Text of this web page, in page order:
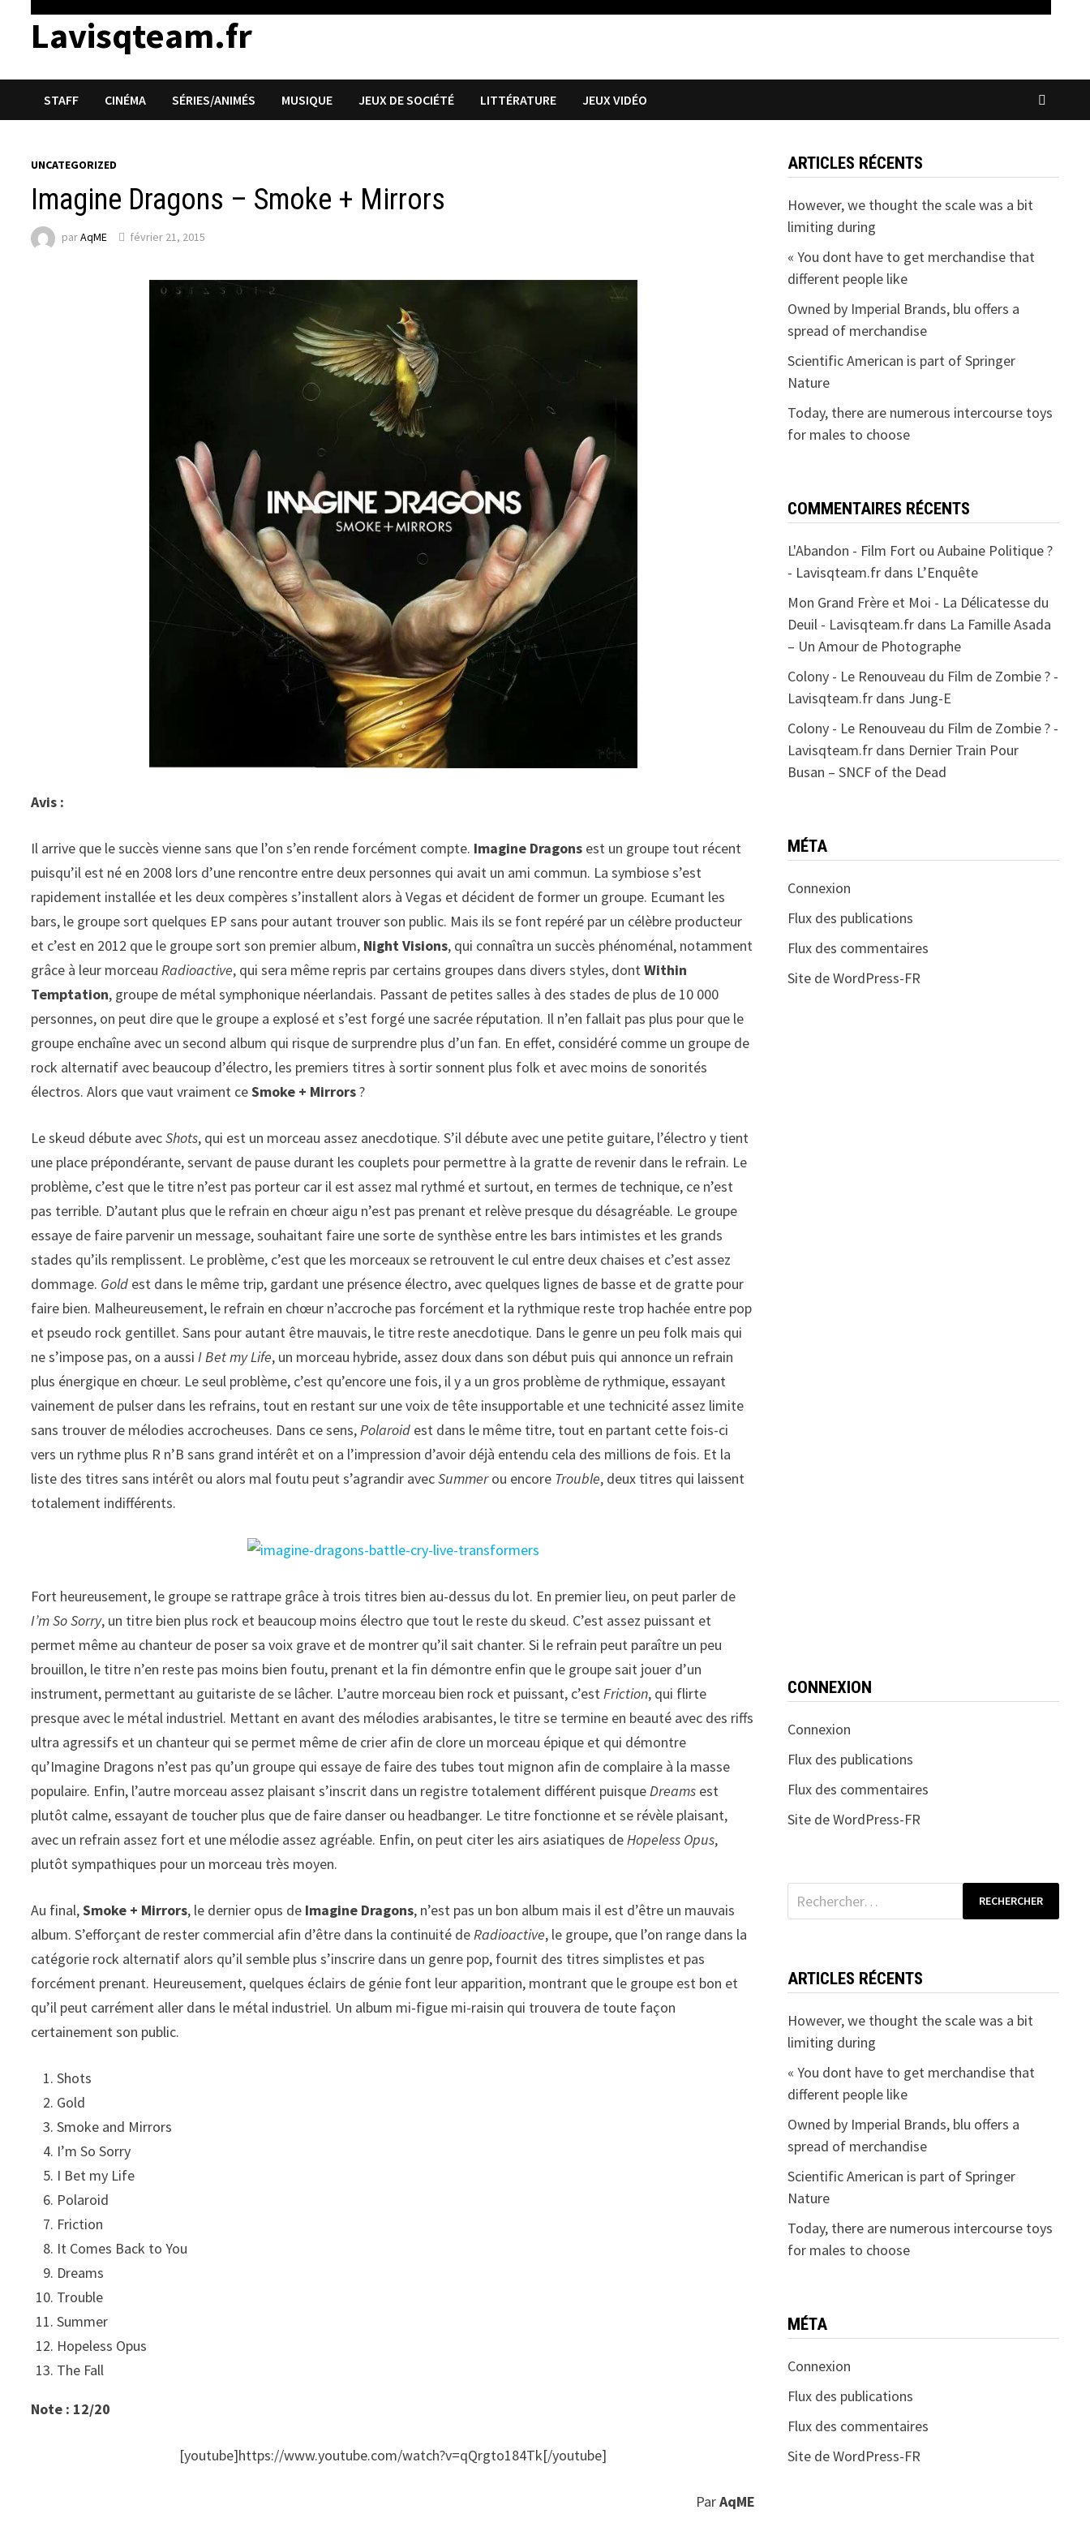
Lavisqteam.fr
STAFF CINÉMA SÉRIES/ANIMÉS MUSIQUE JEUX DE SOCIÉTÉ LITTÉRATURE JEUX VIDÉO
UNCATEGORIZED
Imagine Dragons – Smoke + Mirrors
parAqME février 21, 2015
Avis :
Il arrive que le succès vienne sans que l’on s’en rende forcément compte. Imagine Dragons est un groupe tout récent
puisqu’il est né en 2008 lors d’une rencontre entre deux personnes qui avait un ami commun. La symbiose s’est
rapidement installée et les deux compères s’installent alors à Vegas et décident de former un groupe. Ecumant les
bars, le groupe sort quelques EP sans pour autant trouver son public. Mais ils se font repéré par un célèbre producteur
et c’est en 2012 que le groupe sort son premier album, Night Visions, qui connaîtra un succès phénoménal, notamment
grâce à leur morceauRadioactive, qui sera même repris par certains groupes dans divers styles, dontWithin
Temptation, groupe de métal symphonique néerlandais. Passant de petites salles à des stades de plus de 10 000
personnes, on peut dire que le groupe a explosé et s’est forgé une sacrée réputation. Il n’en fallait pas plus pour que le
groupe enchaîne avec un second album qui risque de surprendre plus d’un fan. En effet, considéré comme un groupe de
rock alternatif avec beaucoup d’électro, les premiers titres à sortir sonnent plus folk et avec moins de sonorités
électros. Alors que vaut vraiment ceSmoke + Mirrors?
Le skeud débute avecShots, qui est un morceau assez anecdotique. S’il débute avec une petite guitare, l’électro y tient
une place prépondérante, servant de pause durant les couplets pour permettre à la gratte de revenir dans le refrain. Le
problème, c’est que le titre n’est pas porteur car il est assez mal rythmé et surtout, en termes de technique, ce n’est
pas terrible. D’autant plus que le refrain en chœur aigu n’est pas prenant et relève presque du désagréable. Le groupe
essaye de faire parvenir un message, souhaitant faire une sorte de synthèse entre les bars intimistes et les grands
stades qu’ils remplissent. Le problème, c’est que les morceaux se retrouvent le cul entre deux chaises et c’est assez
dommage. Gold est dans le même trip, gardant une présence électro, avec quelques lignes de basse et de gratte pour
faire bien. Malheureusement, le refrain en chœur n’accroche pas forcément et la rythmique reste trop hachée entre pop
et pseudo rock gentillet. Sans pour autant être mauvais, le titre reste anecdotique. Dans le genre un peu folk mais qui
ne s’impose pas, on a aussiI Bet my Life, un morceau hybride, assez doux dans son début puis qui annonce un refrain
plus énergique en chœur. Le seul problème, c’est qu’encore une fois, il y a un gros problème de rythmique, essayant
vainement de pulser dans les refrains, tout en restant sur une voix de tête insupportable et une technicité assez limite
sans trouver de mélodies accrocheuses. Dans ce sens,Polaroid est dans le même titre, tout en partant cette fois-ci
vers un rythme plus R n’B sans grand intérêt et on a l’impression d’avoir déjà entendu cela des millions de fois. Et la
liste des titres sans intérêt ou alors mal foutu peut s’agrandir avecSummerou encore Trouble, deux titres qui laissent
totalement indifférents.
Fort heureusement, le groupe se rattrape grâce à trois titres bien au-dessus du lot. En premier lieu, on peut parler de
I’m So Sorry, un titre bien plus rock et beaucoup moins électro que tout le reste du skeud. C’est assez puissant et
permet même au chanteur de poser sa voix grave et de montrer qu’il sait chanter. Si le refrain peut paraître un peu
brouillon, le titre n’en reste pas moins bien foutu, prenant et la fin démontre enfin que le groupe sait jouer d’un
instrument, permettant au guitariste de se lâcher. L’autre morceau bien rock et puissant, c’estFriction, qui flirte
presque avec le métal industriel. Mettant en avant des mélodies arabisantes, le titre se termine en beauté avec des riffs
ultra agressifs et un chanteur qui se permet même de crier afin de clore un morceau épique et qui démontre
qu’Imagine Dragons n’est pas qu’un groupe qui essaye de faire des tubes tout mignon afin de complaire à la masse
populaire. Enfin, l’autre morceau assez plaisant s’inscrit dans un registre totalement différent puisqueDreams est
plutôt calme, essayant de toucher plus que de faire danser ou headbanger. Le titre fonctionne et se révèle plaisant,
avec un refrain assez fort et une mélodie assez agréable. Enfin, on peut citer les airs asiatiques deHopeless Opus,
plutôt sympathiques pour un morceau très moyen.
Au final,Smoke + Mirrors, le dernier opus de Imagine Dragons, n’est pas un bon album mais il est d’être un mauvais
album. S’efforçant de rester commercial afin d’être dans la continuité deRadioactive, le groupe, que l’on range dans la
catégorie rock alternatif alors qu’il semble plus s’inscrire dans un genre pop, fournit des titres simplistes et pas
forcément prenant. Heureusement, quelques éclairs de génie font leur apparition, montrant que le groupe est bon et
qu’il peut carrément aller dans le métal industriel. Un album mi-figue mi-raisin qui trouvera de toute façon
certainement son public.
Shots
Gold
Smoke and Mirrors
I’m So Sorry
I Bet my Life
Polaroid
Friction
It Comes Back to You
Dreams
Trouble
Summer
Hopeless Opus
The Fall
Note : 12/20
[youtube]https://www.youtube.com/watch?v=qQrgto184Tk[/youtube]
ParAqME
ARTICLES RÉCENTS
However, we thought the scale was a bit
limiting during
« You dont have to get merchandise that
different people like
Owned by Imperial Brands, blu offers a
spread of merchandise
Scientific American is part of Springer
Nature
Today, there are numerous intercourse toys
for males to choose
COMMENTAIRES RÉCENTS
L'Abandon - Film Fort ou Aubaine Politique ?
- Lavisqteam.frdans L’Enquête
Mon Grand Frère et Moi - La Délicatesse du
Deuil - Lavisqteam.frdans La Famille Asada
– Un Amour de Photographe
Colony - Le Renouveau du Film de Zombie ? -
Lavisqteam.frdans Jung-E
Colony - Le Renouveau du Film de Zombie ? -
Lavisqteam.frdans Dernier Train Pour
Busan – SNCF of the Dead
MÉTA
Connexion
Flux des publications
Flux des commentaires
Site de WordPress-FR
CONNEXION
Connexion
Flux des publications
Flux des commentaires
Site de WordPress-FR
Rechercher :
ARTICLES RÉCENTS
However, we thought the scale was a bit
limiting during
« You dont have to get merchandise that
different people like
Owned by Imperial Brands, blu offers a
spread of merchandise
Scientific American is part of Springer
Nature
Today, there are numerous intercourse toys
for males to choose
MÉTA
Connexion
Flux des publications
Flux des commentaires
Site de WordPress-FR